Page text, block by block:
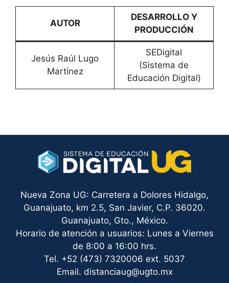
AUTOR
DESARROLLO Y
PRODUCCIÓN
Jesús Raúl Lugo
Martínez
SEDigital
(Sistema de
Educación Digital)
Nueva Zona UG: Carretera a Dolores Hidalgo,
Guanajuato, km 2.5, San Javier, C.P. 36020.
Guanajuato, Gto., México.
Horario de atención a usuarios: Lunes a Viernes
de 8:00 a 16:00 hrs.
Tel. +52 (473) 7320006 ext. 5037
Email. distanciaug@ugto.mx